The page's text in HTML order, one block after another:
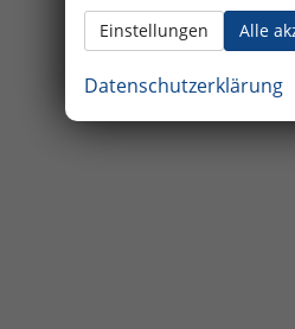
Alle
Einstellungen
Datenschutzerklärung